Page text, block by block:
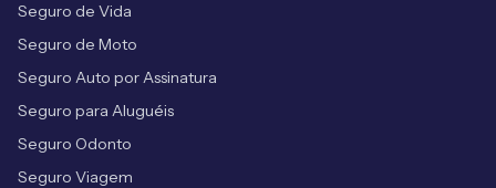
Seguro de Vida
Seguro de Moto
Seguro Auto por Assinatura
Seguro para Aluguéis
Seguro Odonto
Seguro Viagem